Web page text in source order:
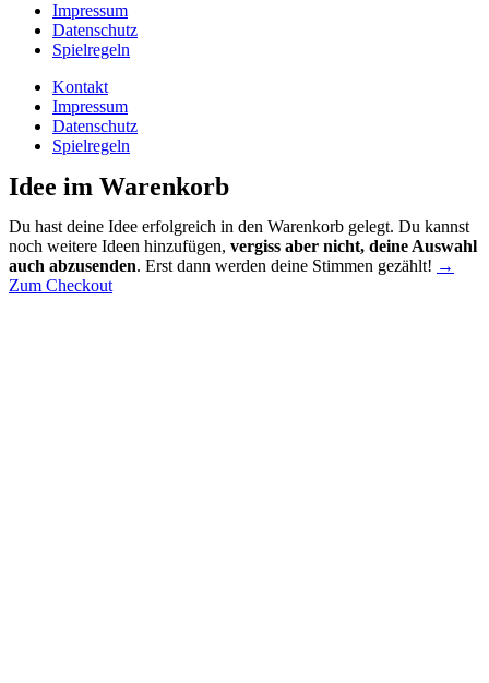
Impressum
Datenschutz
Spielregeln
Kontakt
Impressum
Datenschutz
Spielregeln
Idee im Warenkorb
Du hast deine Idee erfolgreich in den Warenkorb gelegt. Du kannst
noch weitere Ideen hinzufügen, vergiss aber nicht, deine Auswahl
auch abzusenden. Erst dann werden deine Stimmen gezählt! →
Zum Checkout